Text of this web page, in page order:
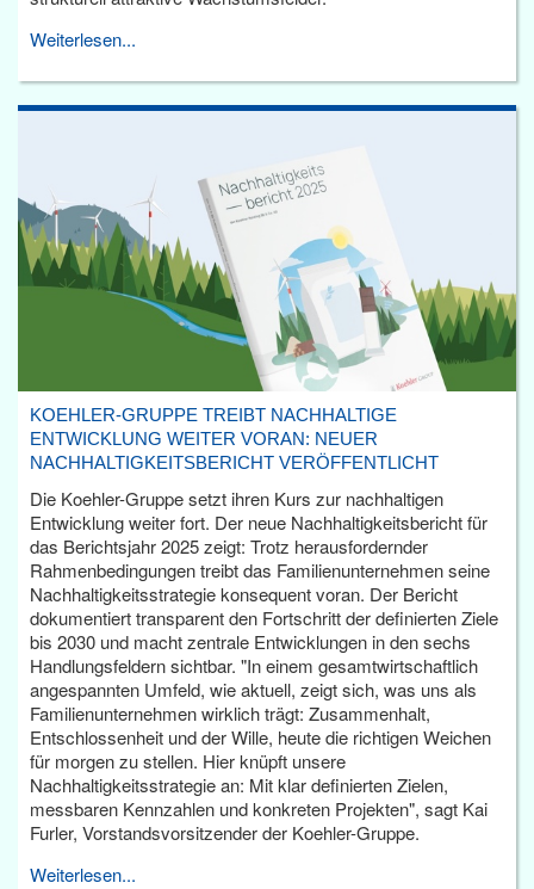
Weiterlesen...
KOEHLER-GRUPPE TREIBT NACHHALTIGE
ENTWICKLUNG WEITER VORAN: NEUER
NACHHALTIGKEITSBERICHT VERÖFFENTLICHT
Die Koehler-Gruppe setzt ihren Kurs zur nachhaltigen
Entwicklung weiter fort. Der neue Nachhaltigkeitsbericht für
das Berichtsjahr 2025 zeigt: Trotz herausfordernder
Rahmenbedingungen treibt das Familienunternehmen seine
Nachhaltigkeitsstrategie konsequent voran. Der Bericht
dokumentiert transparent den Fortschritt der definierten Ziele
bis 2030 und macht zentrale Entwicklungen in den sechs
Handlungsfeldern sichtbar. "In einem gesamtwirtschaftlich
angespannten Umfeld, wie aktuell, zeigt sich, was uns als
Familienunternehmen wirklich trägt: Zusammenhalt,
Entschlossenheit und der Wille, heute die richtigen Weichen
für morgen zu stellen. Hier knüpft unsere
Nachhaltigkeitsstrategie an: Mit klar definierten Zielen,
messbaren Kennzahlen und konkreten Projekten", sagt Kai
Furler, Vorstandsvorsitzender der Koehler-Gruppe.
Weiterlesen...